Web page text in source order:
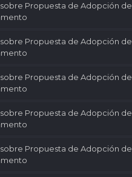
Propuesta de Adopción de
Propuesta de Adopción de
Propuesta de Adopción de
Propuesta de Adopción de
Propuesta de Adopción de